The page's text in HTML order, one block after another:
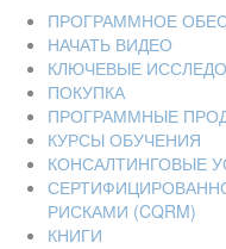
ПРОГРАММНОЕ
НАЧАТЬ ВИДЕО
КЛЮЧЕВЫЕ
ПОКУПКА
ПРОГРАММНЫЕ
КУРСЫ ОБУЧЕНИЯ
КОНСАЛТИНГОВЫЕ
РИСКАМИ (CQRM)
КНИГИ